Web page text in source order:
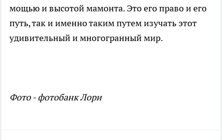
мощью и высотой мамонта. Это его право и его
путь, так и именно таким путем изучать этот
удивительный и многогранный мир.
Фото - фотобанк Лори